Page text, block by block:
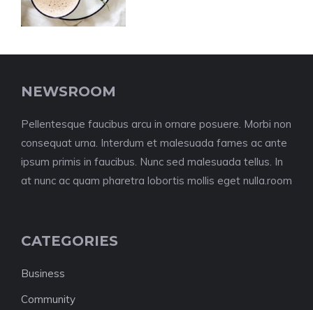
NEWSROOM
Pellentesque faucibus arcu in ornare posuere. Morbi non
consequat urna. Interdum et malesuada fames ac ante
ipsum primis in faucibus. Nunc sed malesuada tellus. In
at nunc ac quam pharetra lobortis mollis eget nulla.room
CATEGORIES
Business
Community